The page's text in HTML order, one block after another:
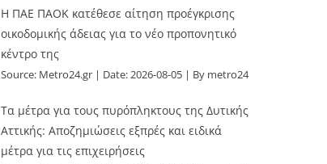
Η ΠΑΕ ΠΑΟΚ κατέθεσε αίτηση προέγκρισης
οικοδομικής άδειας για το νέο προπονητικό
κέντρο της
Source: Metro24.gr Date: 2026-08-05 By metro24
Τα μέτρα για τους πυρόπληκτους της Δυτικής
Αττικής: Αποζημιώσεις εξπρές και ειδικά
μέτρα για τις επιχειρήσεις